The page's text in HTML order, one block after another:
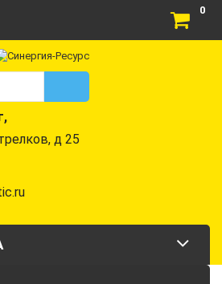
д 25
0